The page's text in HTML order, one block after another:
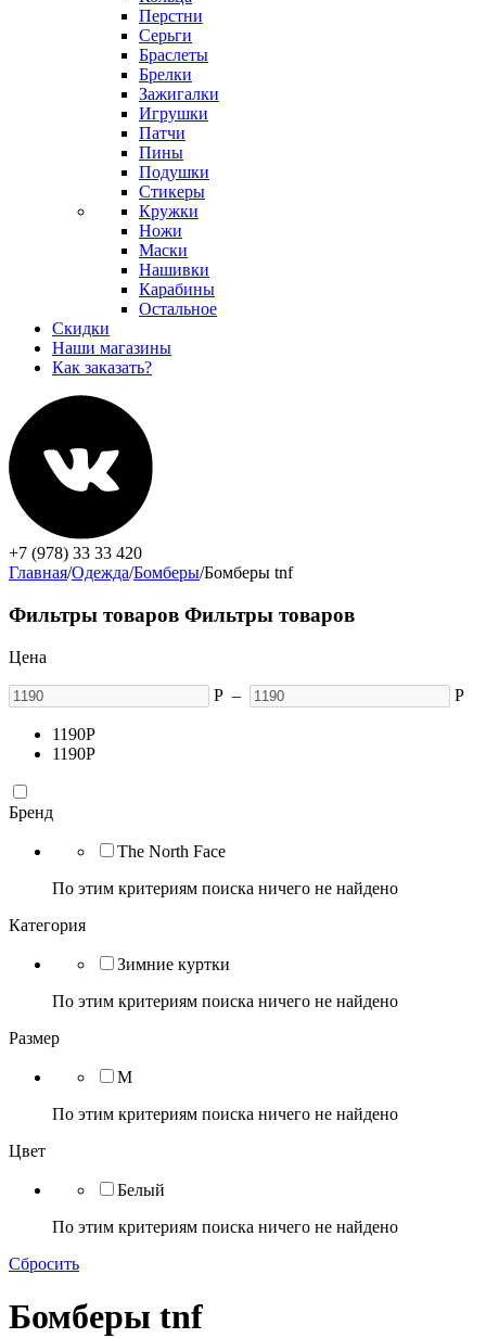
Перстни
Серьги
Браслеты
Брелки
Зажигалки
Игрушки
Патчи
Пины
Подушки
Стикеры
Кружки
Ножи
Маски
Нашивки
Карабины
Остальное
Скидки
Наши магазины
Как заказать?
+7 (978) 33 33 420
Главная/Одежда/Бомберы/Бомберы tnf
Фильтры товаров Фильтры товаров
Цена
Р – Р
1190Р
1190Р
Бренд
The North Face
По этим критериям поиска ничего не найдено
Категория
Зимние куртки
По этим критериям поиска ничего не найдено
Размер
M
По этим критериям поиска ничего не найдено
Цвет
Белый
По этим критериям поиска ничего не найдено
Сбросить
Бомберы tnf